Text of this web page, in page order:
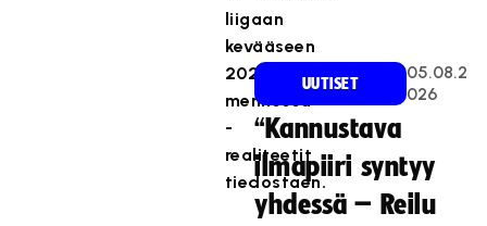
liigaan
kevääseen
2025
mennessä
-
realiteetit
tiedostaen.
UUTISET
05.08.2
026
“Kannustava
ilmapiiri syntyy
yhdessä – Reilu